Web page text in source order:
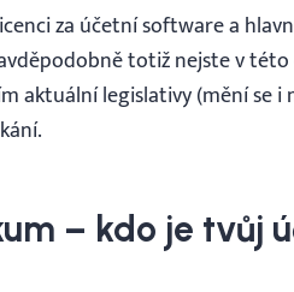
za účetní software a
totiž nejste v
aktuální legislativy (mění se i
– kdo je tvůj